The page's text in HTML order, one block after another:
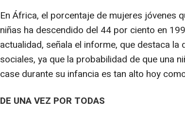
En África, el porcentaje de mujeres jóvenes
niñas ha descendido del 44 por ciento en
actualidad, señala el informe, que destaca la
sociales, ya que la probabilidad de que una
case durante su infancia es tan alto hoy
DE UNA VEZ POR TODAS